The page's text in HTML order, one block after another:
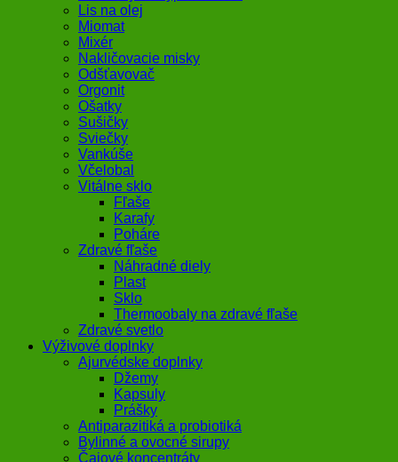
Lis na olej
Miomat
Mixér
Nakličovacie misky
Odšťavovač
Orgonit
Ošatky
Sušičky
Sviečky
Vankúše
Včelobal
Vitálne sklo
Fľaše
Karafy
Poháre
Zdravé fľaše
Náhradné diely
Plast
Sklo
Thermoobaly na zdravé fľaše
Zdravé svetlo
Výživové doplnky
Ajurvédske doplnky
Džemy
Kapsuly
Prášky
Antiparazitiká a probiotiká
Bylinné a ovocné sirupy
Čajové koncentráty